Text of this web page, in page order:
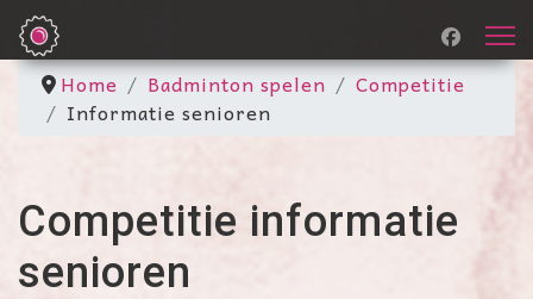
Home Badminton spelen
Competitie
Informatie senioren
Competitie informatie
senioren